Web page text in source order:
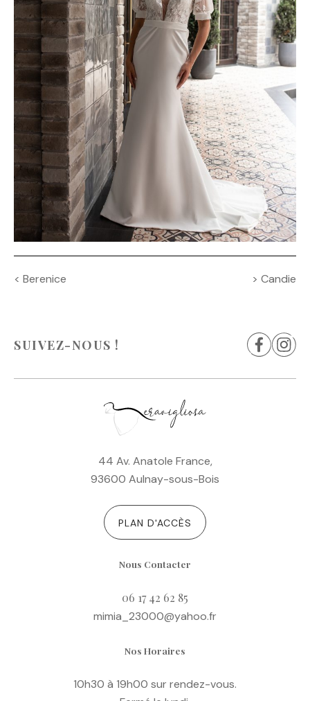
de
< Berenice > Candie
SUIVEZ-NOUS !
44 Av. Anatole France,
93600 Aulnay-sous-Bois
PLAN D'ACCÈS
Nous Contacter
06 17 42 62 85
mimia_23000@yahoo.fr
Nos Horaires
10h30 à 19h00 sur rendez-vous.